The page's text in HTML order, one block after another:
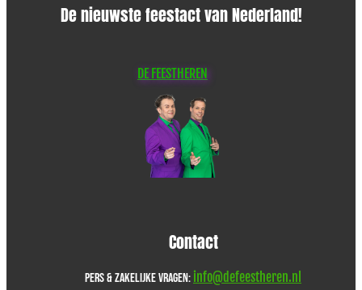
De nieuwste feestact van Nederland!
DE FEESTHE​REN
Contact
Pers & zakelijke vragen: info@defeestheren.nl